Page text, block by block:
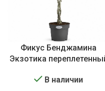
Фикус Бенджамина
Экзотика
В наличии